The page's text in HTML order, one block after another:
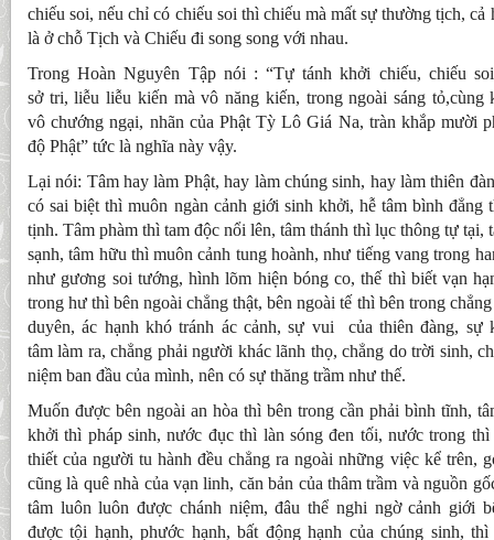
chiếu soi, nếu chỉ có chiếu soi thì chiếu mà mất sự thường tịch, cả
là ở chỗ Tịch và Chiếu đi song song với nhau.
Trong Hoàn Nguyên Tập nói : “Tự tánh khởi chiếu, chiếu
sở tri, liễu liễu kiến mà vô năng kiến, trong ngoài sáng tỏ,cùng
vô chướng ngại, nhãn của Phật Tỳ Lô Giá Na, tràn khắp mười
độ Phật” tức là nghĩa này vậy.
Lại nói: Tâm hay làm Phật, hay làm chúng sinh, hay làm thiên
có sai biệt thì muôn ngàn cảnh giới sinh khởi, hễ tâm bình đẳng
tịnh. Tâm phàm thì tam độc nổi lên, tâm thánh thì lục thông tự tại,
sạnh, tâm hữu thì muôn cảnh tung hoành, như tiếng vang trong
như gương soi tướng, hình lõm hiện bóng co, thế thì biết vạn
trong hư thì bên ngoài chẳng thật, bên ngoài tế thì bên trong
duyên, ác hạnh khó tránh ác cảnh, sự vui của thiên đàng, sự
tâm làm ra, chẳng phải người khác lãnh thọ, chẳng do trời sinh,
niệm ban đầu của mình, nên có sự thăng trầm như thế.
Muốn được bên ngoài an hòa thì bên trong cần phải bình tĩnh,
khởi thì pháp sinh, nước đục thì làn sóng đen tối, nước trong thì
thiết của người tu hành đều chẳng ra ngoài những việc kể trên,
cũng là quê nhà của vạn linh, căn bản của thâm trầm và nguồn
tâm luôn luôn được chánh niệm, đâu thể nghi ngờ cảnh giới
được tội hạnh, phước hạnh, bất động hạnh của chúng sinh,